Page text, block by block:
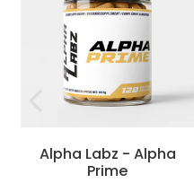
Alpha Labz - Alpha
Prime